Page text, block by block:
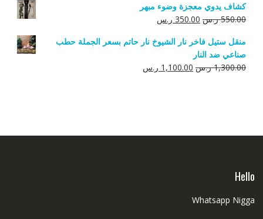
هو:
680.00 ر.س.
هو:
500.00 ر.س.
كشاف يدوي معجزة وضوء مبهر
550.00 ر.س السعر
هو:
550.00 ر.س.
350.00 ر.سالسعر
هو:
منقل ستيل فاخر نار الشيوخ نار حاتم بسعر الجملة حطب
صناعي ضد النار
1,300.00 ر.س السعر
1,100.00 ر.سالسعر
Hello
Whatsapp Nigga